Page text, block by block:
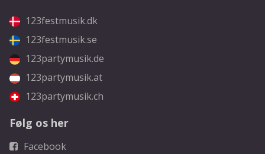
123festmusik.dk
123festmusik.se
123partymusik.de
123partymusik.at
123partymusik.ch
Følg os her
Facebook